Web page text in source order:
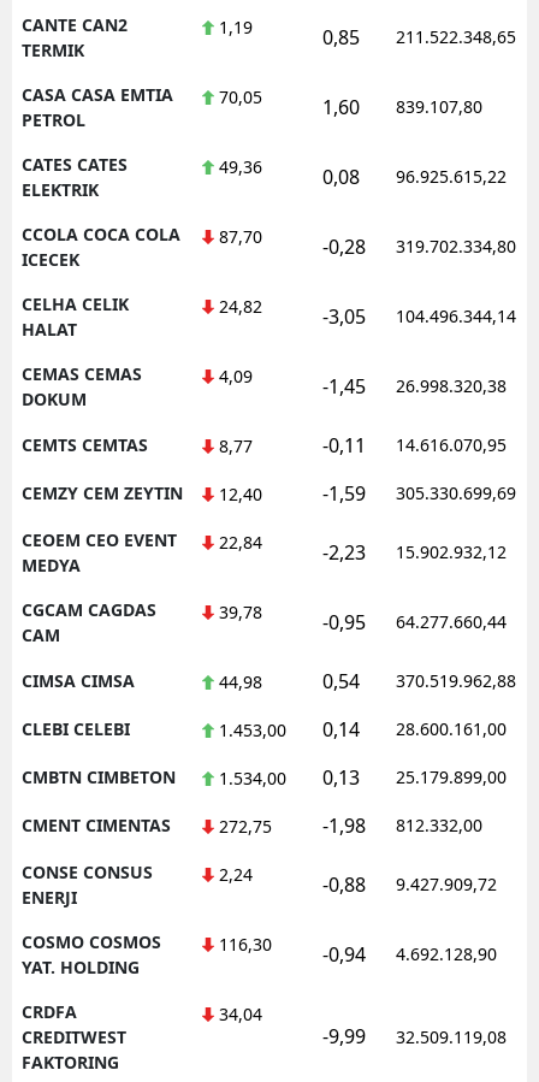
CANTE CAN2
TERMIK
1,19 0,85 211.522.348,65
CASA CASA EMTIA
PETROL
70,05 1,60 839.107,80
CATES CATES
ELEKTRIK
49,36 0,08 96.925.615,22
CCOLA COCA COLA
ICECEK
87,70 -0,28 319.702.334,80
CELHA CELIK
HALAT
24,82 -3,05 104.496.344,14
CEMAS CEMAS
DOKUM
4,09 -1,45 26.998.320,38
CEMTS CEMTAS 8,77 -0,11 14.616.070,95
CEMZY CEM ZEYTIN 12,40 -1,59 305.330.699,69
CEOEM CEO EVENT
MEDYA
22,84 -2,23 15.902.932,12
CGCAM CAGDAS
CAM
39,78 -0,95 64.277.660,44
CIMSA CIMSA 44,98 0,54 370.519.962,88
CLEBI CELEBI 1.453,00 0,14 28.600.161,00
CMBTN CIMBETON 1.534,00 0,13 25.179.899,00
CMENT CIMENTAS 272,75 -1,98 812.332,00
CONSE CONSUS
ENERJI
2,24 -0,88 9.427.909,72
COSMO COSMOS
YAT. HOLDING
116,30 -0,94 4.692.128,90
CRDFA
CREDITWEST
FAKTORING
34,04
-9,99 32.509.119,08